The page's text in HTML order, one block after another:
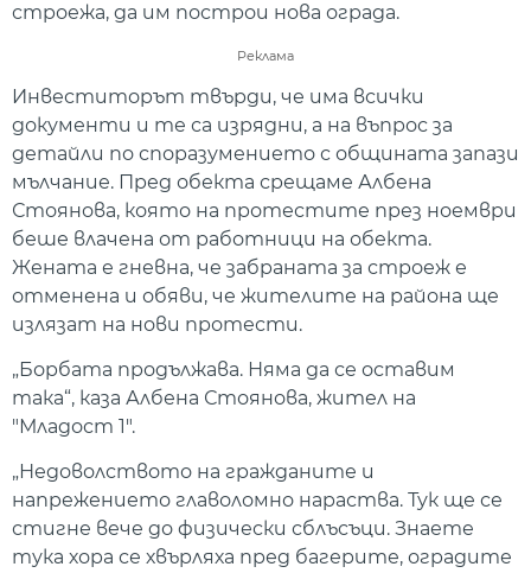
строежа, да им построи нова ограда.
Реклама
Инвеститорът твърди, че има всички
документи и те са изрядни, а на въпрос за
детайли по споразумението с общината запази
мълчание. Пред обекта срещаме Албена
Стоянова, която на протестите през ноември
беше влачена от работници на обекта.
Жената е гневна, че забраната за строеж е
отменена и обяви, че жителите на района ще
излязат на нови протести.
„Борбата продължава. Няма да се оставим
така“, каза Албена Стоянова, жител на
"Младост 1".
„Недоволството на гражданите и
напрежението главоломно нараства. Тук ще се
стигне вече до физически сблъсъци. Знаете
тука хора се хвърляха пред багерите, оградите